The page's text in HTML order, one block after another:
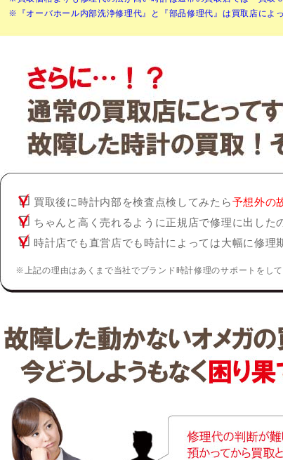
※『オーバホール内部洗浄修理代』と『部品修理代』は買取店によ
買取後に時計内部を検査点検してみたら予想外の
ちゃんと高く売れるように正規店で修理に出した
時計店でも直営店でも時計によっては大幅に修理
※上記の理由はあくまで当社でブランド時計修理のサポートをし